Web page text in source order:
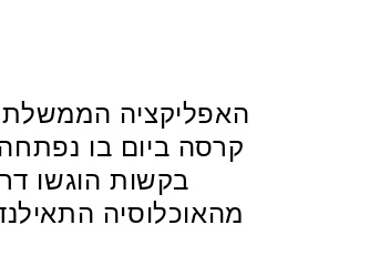
האפליקציה
מהאוכלוסיה